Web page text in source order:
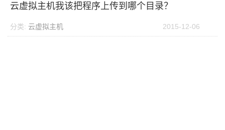
云虚拟主机我该把程序上传到哪个目录？
分类: 云虚拟主机 2015-12-06